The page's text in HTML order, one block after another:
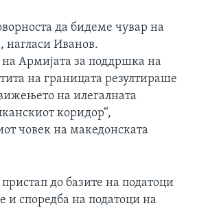
да бидеме чувар на
нагласи Иванов.
на Армијата за поддршка на
на границата резултираше
на илегалната
коридор“,
човек на македонската
до базите на податоци
и споредба на податоци на